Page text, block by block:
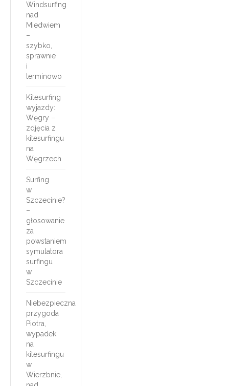
Windsurfing
nad
Miedwiem
–
szybko,
sprawnie
i
terminowo
Kitesurfing
wyjazdy:
Węgry –
zdjęcia z
kitesurfingu
na
Węgrzech
Surfing
w
Szczecinie?
–
głosowanie
za
powstaniem
symulatora
surfingu
w
Szczecinie
Niebezpieczna
przygoda
Piotra,
wypadek
na
kitesurfingu
w
Wierzbnie,